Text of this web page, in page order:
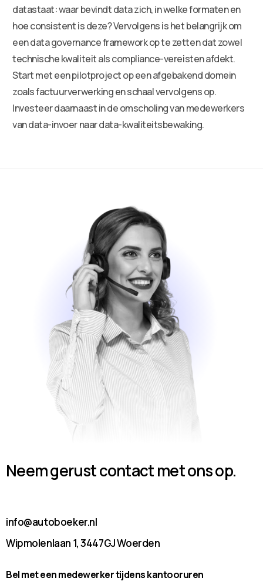
datastaat: waar bevindt data zich, in welke formaten en
hoe consistent is deze? Vervolgens is het belangrijk om
een data governance framework op te zetten dat zowel
technische kwaliteit als compliance-vereisten afdekt.
Start met een pilotproject op een afgebakend domein
zoals factuurverwerking en schaal vervolgens op.
Investeer daarnaast in de omscholing van medewerkers
van data-invoer naar data-kwaliteitsbewaking.
Neem gerust contact met ons op.
info@autoboeker.nl
Wipmolenlaan 1, 3447GJ Woerden
Bel met een medewerker tijdens kantooruren